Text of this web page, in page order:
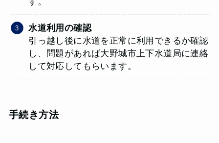
水道利用の確認
引っ越し後に水道を正常に利用できるか確認
し、問題があれば大野城市上下水道局に連絡
して対応してもらいます。
手続き方法